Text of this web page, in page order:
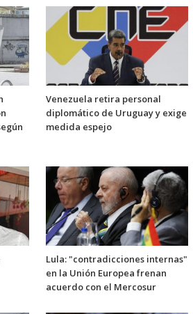
Venezuela retira personal
diplomático de Uruguay y exige
medida espejo
Lula: "contradicciones internas"
en la Unión Europea frenan
acuerdo con el Mercosur